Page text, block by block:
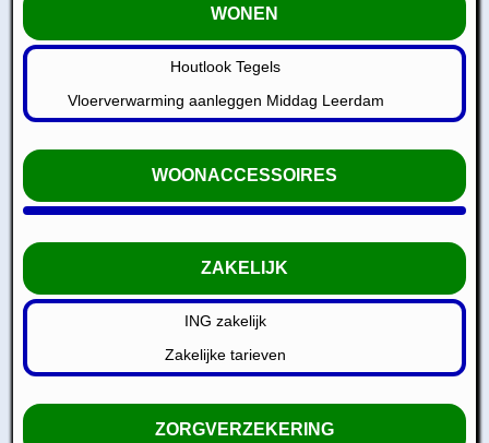
WONEN
Houtlook Tegels
Vloerverwarming aanleggen Middag Leerdam
WOONACCESSOIRES
ZAKELIJK
ING zakelijk
Zakelijke tarieven
ZORGVERZEKERING